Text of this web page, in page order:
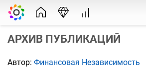
АРХИВ ПУБЛИКАЦИЙ
Автор: Финансовая Независимость